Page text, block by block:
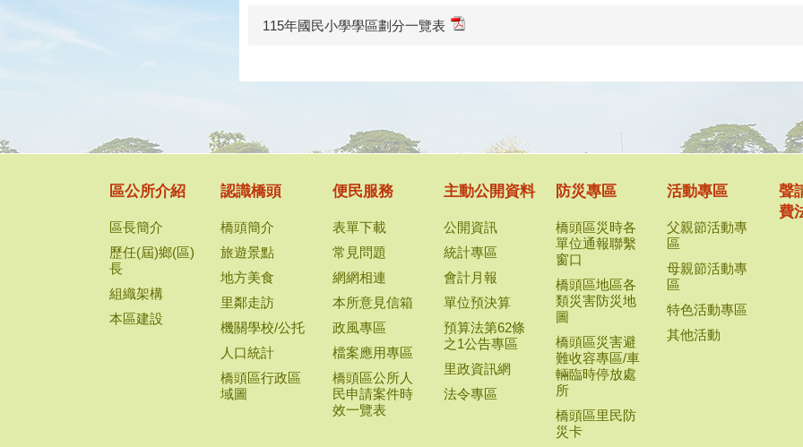
115年國民小學學區劃分一覽表
區公所介紹
區長簡介
歷任(屆)鄉(區)
長
組織架構
本區建設
認識橋頭
橋頭簡介
旅遊景點
地方美食
里鄰走訪
機關學校/公托
人口統計
橋頭區行政區
域圖
便民服務
表單下載
常見問題
網網相連
本所意見信箱
政風專區
檔案應用專區
橋頭區公所人
民申請案件時
效一覽表
主動公開資料
公開資訊
統計專區
會計月報
單位預決算
預算法第62條
之1公告專區
里政資訊網
法令專區
防災專區
橋頭區災時各
單位通報聯繫
窗口
橋頭區地區各
類災害防災地
圖
橋頭區災害避
難收容專區/車
輛臨時停放處
所
橋頭區里民防
災卡
活動專區
父親節活動專
區
母親節活動專
區
特色活動專區
其他活動
聲
費